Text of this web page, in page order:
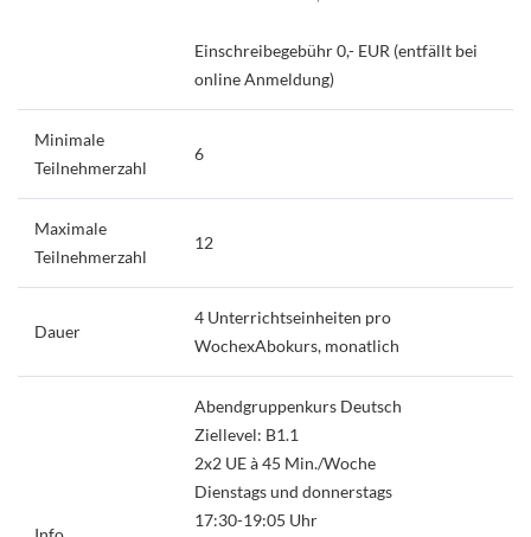
Einschreibegebühr 0,- EUR (entfällt bei
online Anmeldung)
Minimale
Teilnehmerzahl
6
Maximale
Teilnehmerzahl
12
Dauer
4 Unterrichtseinheiten pro
WochexAbokurs, monatlich
Abendgruppenkurs Deutsch
Ziellevel: B1.1
2x2 UE à 45 Min./Woche
Dienstags und donnerstags
17:30-19:05 Uhr